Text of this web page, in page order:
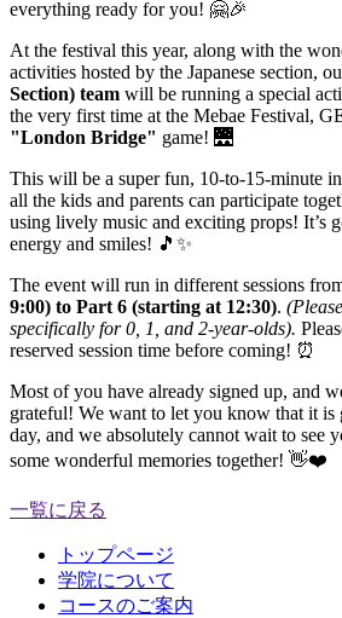
everything ready for you! 🤗🎉
At the festival this year, along with the
activities hosted by the Japanese section,
Section) team will be running a special
the very first time at the Mebae Festival,
"London Bridge" game! 🌉
This will be a super fun, 10-to-15-minute
all the kids and parents can participate
using lively music and exciting props! It’s
energy and smiles! 🎵✨
The event will run in different sessions
9:00) to Part 6 (starting at 12:30).
specifically for 0, 1, and 2-year-olds).
reserved session time before coming! ⏰
Most of you have already signed up, and
grateful! We want to let you know that it is
day, and we absolutely cannot wait to see
some wonderful memories together! 👋❤️
一覧に戻る
トップページ
学院について
コースのご案内